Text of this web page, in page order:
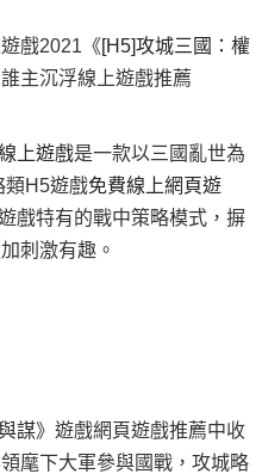
戲2021 《[H5]攻城三國：權
主沉浮線上遊戲推薦
上遊戲是一款以三國亂世為
類H5遊戲免費線上網頁遊
戲特有的戰中策略模式，摒
刺激有趣。
謀》 遊戲網頁遊戲推薦中收
麾下大軍參與國戰，攻城略